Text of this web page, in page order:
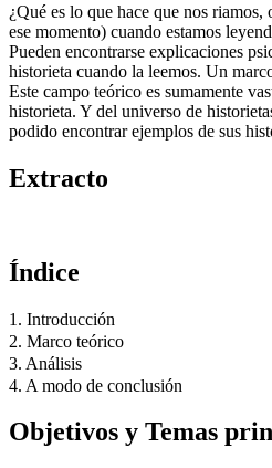
¿Qué es lo que hace que nos
ese momento) cuando estamos
Pueden encontrarse explicaciones
historieta cuando la leemos. Un
Este campo teórico es sumamente
historieta. Y del universo de
podido encontrar ejemplos de sus
Extracto
Índice
1. Introducción
2. Marco teórico
3. Análisis
4. A modo de conclusión
Objetivos y Temas